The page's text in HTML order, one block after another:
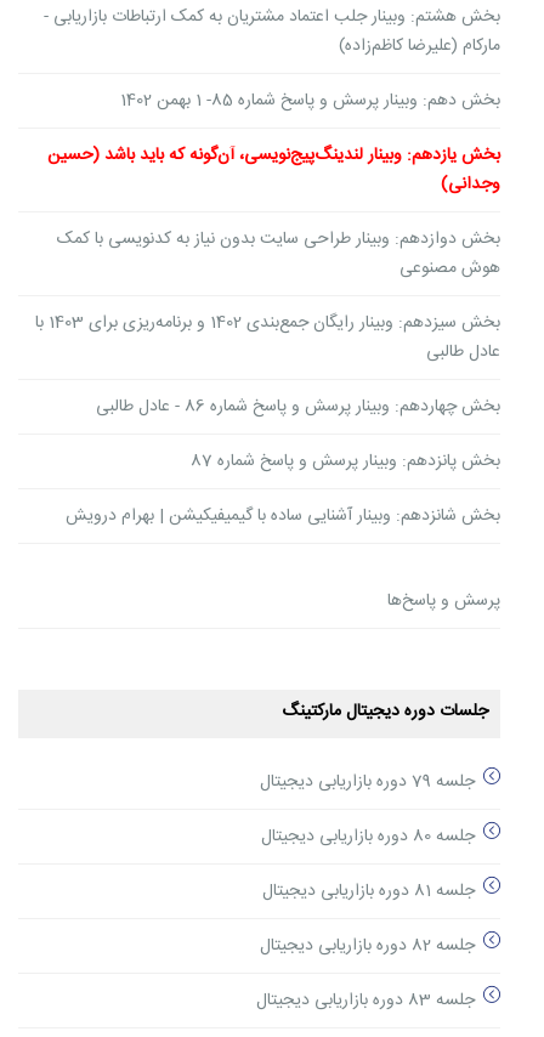
بخش هشتم: وبینار جلب اعتماد مشتریان به کمک ارتباطات بازاریابی -
مارکام (علیرضا کاظم‌زاده)
بخش دهم: وبینار پرسش و پاسخ شماره 85- 1 بهمن 1402
بخش یازدهم: وبینار لندینگ‌پیج‌نویسی، آن‌گونه که باید باشد (حسین
وجدانی)
بخش دوازدهم: وبینار ‌طراحی سایت بدون نیاز به کدنویسی با کمک
هوش مصنوعی
بخش سیزدهم: وبینار رایگان جمع‌بندی 1402 و برنامه‌ریزی برای 1403 با
عادل طالبی
بخش چهاردهم: وبینار پرسش و پاسخ شماره 86 - عادل طالبی
بخش پانزدهم: وبینار پرسش و پاسخ شماره 87
بخش شانزدهم: وبینار آشنایی ساده با گیمیفیکیشن | بهرام درویش
پرسش و پاسخ‌ها
جلسات دوره دیجیتال مارکتینگ
جلسه 79 دوره بازاریابی دیجیتال
جلسه 80 دوره بازاریابی دیجیتال
جلسه 81 دوره بازاریابی دیجیتال
جلسه 82 دوره بازاریابی دیجیتال
جلسه 83 دوره بازاریابی دیجیتال